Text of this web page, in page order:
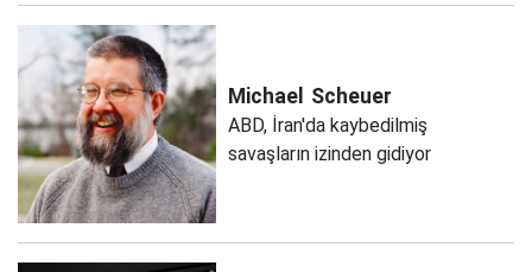
Michael Scheuer
ABD, İran'da kaybedilmiş
savaşların izinden gidiyor